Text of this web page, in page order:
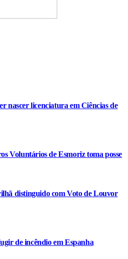
nascer licenciatura em Ciências de
Voluntários de Esmoriz toma posse
distinguido com Voto de Louvor
de incêndio em Espanha